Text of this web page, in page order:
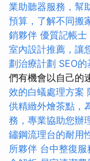
業助聽器服務，幫
預算，了解不同搬
銷夥伴 優質記帳士
室內設計推薦，讓
劃治療計劃 SEO
們有機會以自己的
效的白蟻處理方案
供精緻外燴茶點，
務，專業協助您辦
鏽鋼流理台的耐用
所夥伴 台中整復服